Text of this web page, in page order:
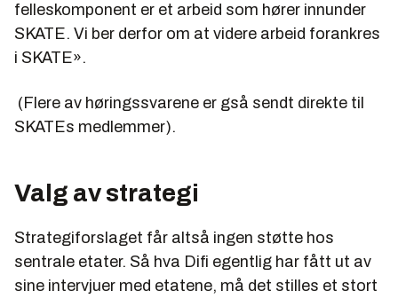
felleskomponent er et arbeid som hører innunder
SKATE. Vi ber derfor om at videre arbeid forankres
i SKATE».
(Flere av høringssvarene er gså sendt direkte til
SKATEs medlemmer).
Valg av strategi
Strategiforslaget får altså ingen støtte hos
sentrale etater. Så hva Difi egentlig har fått ut av
sine intervjuer med etatene, må det stilles et stort